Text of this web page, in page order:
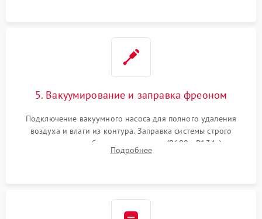
5. Вакуумирование и заправка фреоном
Подключение вакуумного насоса для полного удаления
воздуха и влаги из контура. Заправка системы строго
дозированным объемом хладагента (R600a, R134a) по
электронным весам. Контроль рабочего давления в системе.
Подробнее